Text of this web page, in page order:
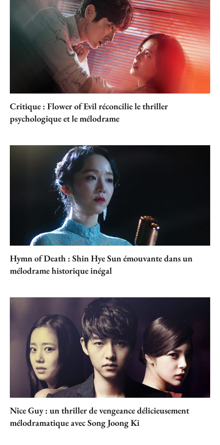
Critique : Flower of Evil réconcilie le thriller
psychologique et le mélodrame
Hymn of Death : Shin Hye Sun émouvante dans un
mélodrame historique inégal
Nice Guy : un thriller de vengeance délicieusement
mélodramatique avec Song Joong Ki